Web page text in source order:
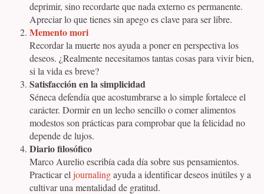
deprimir, sino recordarte que nada externo es permanente.
Apreciar lo que tienes sin apego es clave para ser libre.
Memento mori
Recordar la muerte nos ayuda a poner en perspectiva los
deseos. ¿Realmente necesitamos tantas cosas para vivir bien,
si la vida es breve?
Satisfacción en la simplicidad
Séneca defendía que acostumbrarse a lo simple fortalece el
carácter. Dormir en un lecho sencillo o comer alimentos
modestos son prácticas para comprobar que la felicidad no
depende de lujos.
Diario filosófico
Marco Aurelio escribía cada día sobre sus pensamientos.
Practicar el journalingayuda a identificar deseos inútiles y a
cultivar una mentalidad de gratitud.